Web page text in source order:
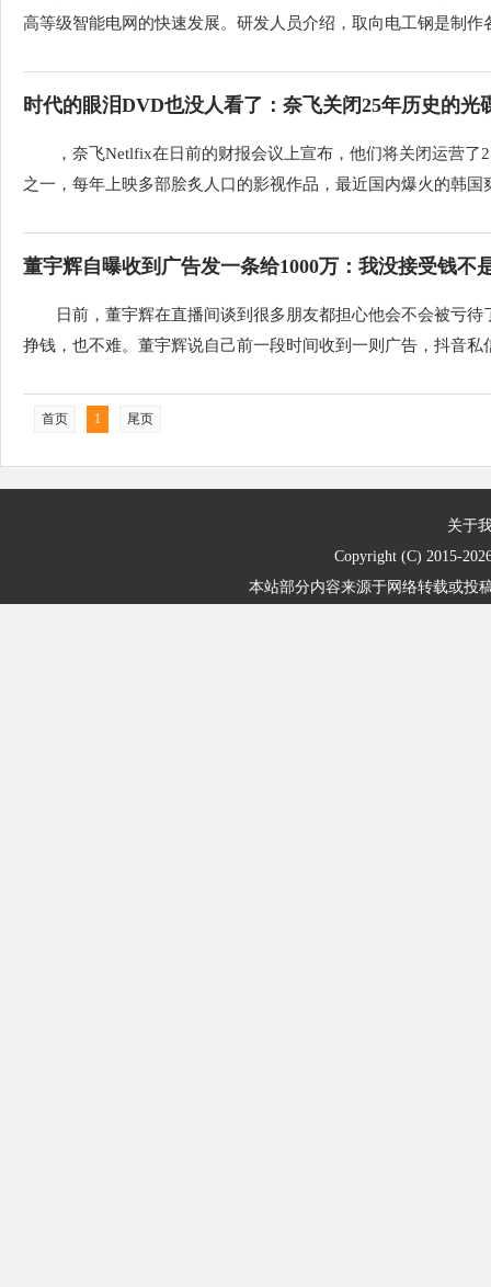
高等级智能电网的快速发展。研发人员介绍，取向电工钢是制作
时代的眼泪DVD也没人看了：奈飞关闭25年历史的光
，奈飞Netlfix在日前的财报会议上宣布，他们将关闭运营
之一，每年上映多部脍炙人口的影视作品，最近国内爆火的韩国
董宇辉自曝收到广告发一条给1000万：我没接受钱不
日前，董宇辉在直播间谈到很多朋友都担心他会不会被亏
挣钱，也不难。董宇辉说自己前一段时间收到一则广告，抖音私
首页 1 尾页
关于
Copyright (C) 2015-
本站部分内容来源于网络转载或投